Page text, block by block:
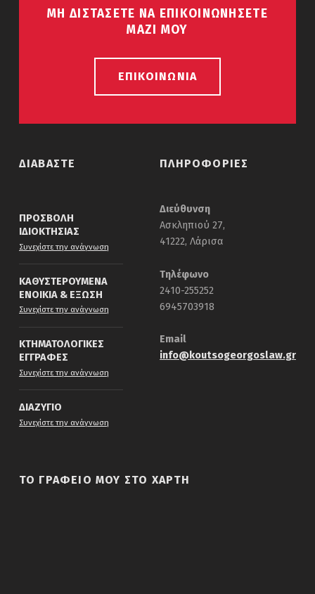
ΜΗ ΔΙΣΤΑΣΕΤΕ ΝΑ ΕΠΙΚΟΙΝΩΝΗΣΕΤΕ
ΜΑΖΙ ΜΟΥ
ΕΠΙΚΟΙΝΩΝΙΑ
ΔΙΑΒΑΣΤΕ
ΠΡΟΣΒΟΛΗ
ΙΔΙΟΚΤΗΣΙΑΣ
Συνεχίστε την ανάγνωση
ΚΑΘΥΣΤΕΡΟΥΜΕΝΑ
ΕΝΟΙΚΙΑ & ΕΞΩΣΗ
Συνεχίστε την ανάγνωση
ΚΤΗΜΑΤΟΛΟΓΙΚΕΣ
ΕΓΓΡΑΦΕΣ
Συνεχίστε την ανάγνωση
ΔΙΑΖΥΓΙΟ
Συνεχίστε την ανάγνωση
ΠΛΗΡΟΦΟΡΙΕΣ
Διεύθυνση
Ασκληπιού 27,
41222, Λάρισα
Τηλέφωνο
2410-255252
6945703918
Email
info@koutsogeorgoslaw.gr
ΤΟ ΓΡΑΦΕΙΟ ΜΟΥ ΣΤΟ ΧΑΡΤΗ